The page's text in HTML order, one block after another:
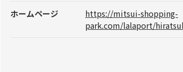
ホームページ
https://mitsui-shopping-
park.com/lalaport/